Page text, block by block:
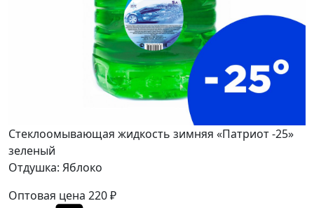
Стеклоомывающая жидкость зимняя «Патриот -25»
зеленый
Отдушка: Яблоко
Оптовая цена 220₽